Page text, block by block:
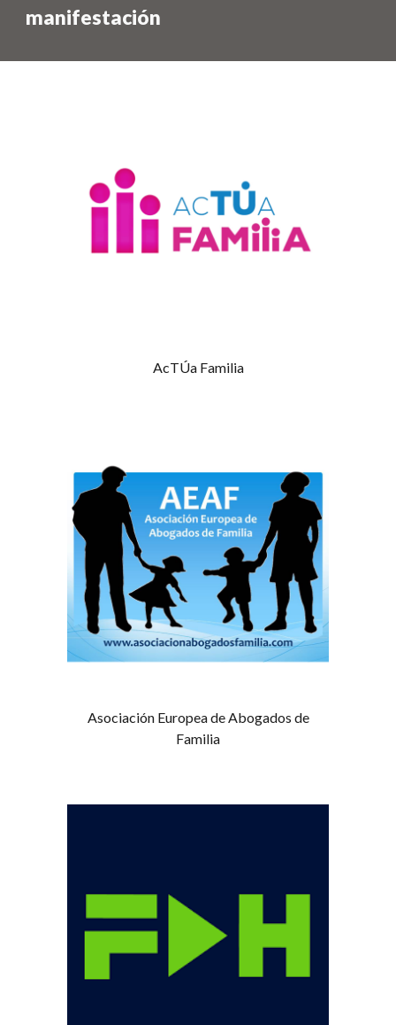
manifestación
AcTÚa Familia
Asociación Europea de Abogados de
Familia